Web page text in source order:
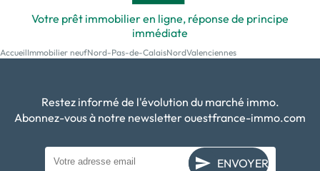
Votre prêt immobilier en ligne, réponse de principe
immédiate
AccueilImmobilier neufNord-Pas-de-CalaisNordValenciennes
Restez informé de l'évolution du marché immo.
Abonnez-vous à notre newsletter ouestfrance-immo.com
ENVOYER